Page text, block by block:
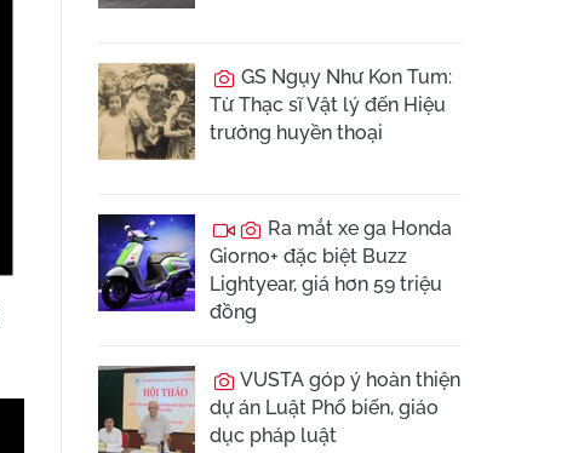
GS Ngụy Như Kon Tum:
Từ Thạc sĩ Vật lý đến Hiệu
trưởng huyền thoại
Ra mắt xe ga Honda
Giorno+ đặc biệt Buzz
Lightyear, giá hơn 59 triệu
đồng
VUSTA góp ý hoàn thiện
dự án Luật Phổ biến, giáo
dục pháp luật